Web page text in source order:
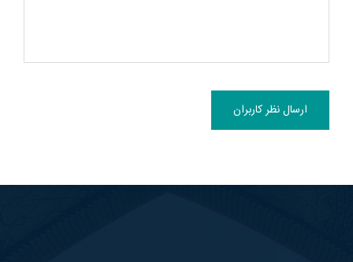
ارسال نظر کاربران